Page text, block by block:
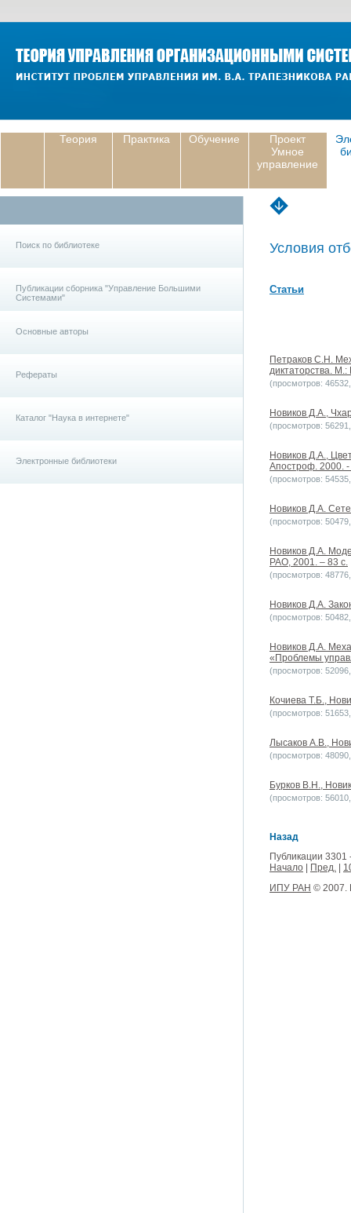
Теория Практика Обучение
Проект
Умное
управление
Поиск по библиотеке
Публикации сборника "Управление Большими
Системами"
Основные авторы
Рефераты
Каталог "Наука в интернете"
Электронные библиотеки
Условия
Статьи
Петраков С.Н.
диктаторства.
(просмотров:
Новиков Д.А.,
(просмотров:
Новиков Д.А.,
Апостроф. 2000. -
(просмотров:
Новиков Д.А.
(просмотров:
Новиков Д.А.
РАО, 2001. – 83 с.
(просмотров:
Новиков Д.А.
(просмотров:
Новиков Д.А.
«Проблемы
(просмотров:
Кочиева Т.Б.,
(просмотров:
Лысаков А.В.,
(просмотров:
Бурков В.Н.,
(просмотров:
Назад
Публикации 3301
Начало
Пред.
ИПУ РАН © 2007.